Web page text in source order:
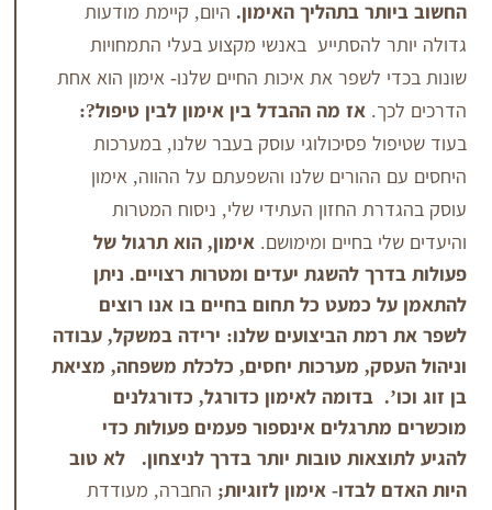
בתהליך האימון. היום, קיימת מודעות
להסתייע באנשי מקצוע בעלי התמחויות
לשפר את איכות החיים שלנו- אימון הוא אחת
אז מה ההבדל בין אימון לבין טיפול?:
פסיכולוגי עוסק בעבר שלנו, במערכות
שלנו והשפעתם על ההווה, אימון
החזון העתידי שלי, ניסוח המטרות
בחיים ומימושם. אימון, הוא תרגול של
להשגת יעדים ומטרות רצויים. ניתן
כמעט כל תחום בחיים בו אנו רוצים
הביצועים שלנו: ירידה במשקל, עבודה
מערכות יחסים, כלכלת משפחה, מציאת
בדומה לאימון כדורגל, כדורגלנים
אינספור פעמים פעולות כדי
טובות יותר בדרך לניצחון. לא טוב
אימון לזוגיות; החברה, מעודדת